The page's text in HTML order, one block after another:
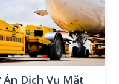
Dịch Vụ Mặt